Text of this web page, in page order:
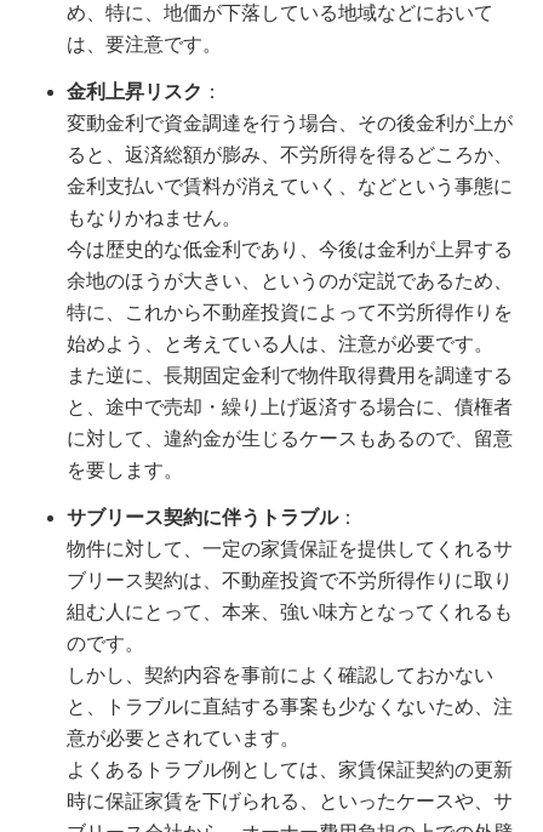
め、特に、地価が下落している地域などにおいて
は、要注意です。
金利上昇リスク ：
変動金利で資金調達を行う場合、その後金利が上が
ると、返済総額が膨み、不労所得を得るどころか、
金利支払いで賃料が消えていく、などという事態に
もなりかねません。
今は歴史的な低金利であり、今後は金利が上昇する
余地のほうが大きい、というのが定説であるため、
特に、これから不動産投資によって不労所得作りを
始めよう、と考えている人は、注意が必要です。
また逆に、長期固定金利で物件取得費用を調達する
と、途中で売却・繰り上げ返済する場合に、債権者
に対して、違約金が生じるケースもあるので、留意
を要します。
サブリース契約に伴うトラブル：
物件に対して、一定の家賃保証を提供してくれるサ
ブリース契約は、不動産投資で不労所得作りに取り
組む人にとって、本来、強い味方となってくれるも
のです。
しかし、契約内容を事前によく確認しておかない
と、トラブルに直結する事案も少なくないため、注
意が必要とされています。
よくあるトラブル例としては、家賃保証契約の更新
時に保証家賃を下げられる、といったケースや、サ